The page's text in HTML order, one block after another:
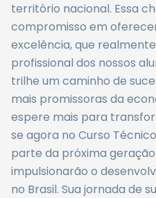
território nacional. Essa
compromisso em
excelência, que
profissional dos nossos
trilhe um caminho de
mais promissoras da
espere mais para
se agora no Curso
parte da próxima
impulsionarão o
no Brasil. Sua jornada de